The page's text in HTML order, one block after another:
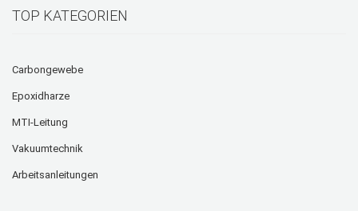
TOP KATEGORIEN
Carbongewebe
Epoxidharze
MTI-Leitung
Vakuumtechnik
Arbeitsanleitungen